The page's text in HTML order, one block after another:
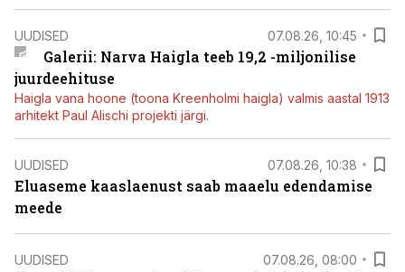
UUDISED 07.08.26, 10:45
Galerii: Narva Haigla teeb 19,2 -miljonilise
juurdeehituse
Haigla vana hoone (toona Kreenholmi haigla) valmis aastal 1913
arhitekt Paul Alischi projekti järgi.
UUDISED 07.08.26, 10:38
Eluaseme kaaslaenust saab maaelu edendamise
meede
UUDISED 07.08.26, 08:00